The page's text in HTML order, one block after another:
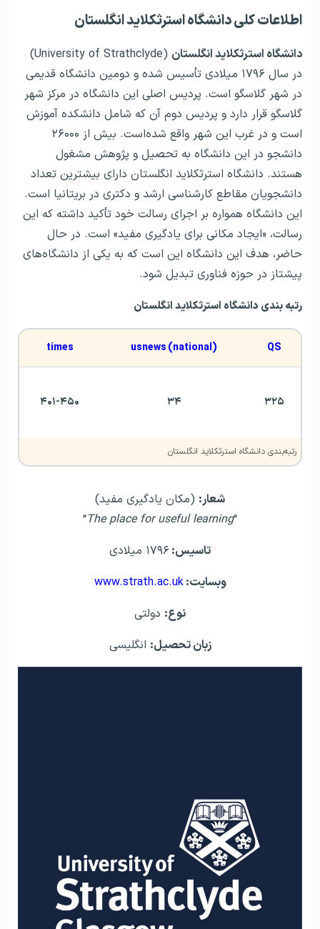
اطلاعات کلی دانشگاه استرثکلاید انگلستان
دانشگاه استرثکلاید انگلستان
(University of Strathclyde)
در سال ۱۷۹۶ میلادی تأسیس شده و دومین دانشگاه قدیمی
در شهر گلاسگو است. پردیس اصلی این دانشگاه در مرکز شهر
گلاسگو قرار دارد و پردیس دوم آن که شامل دانشکده آموزش
است و در غرب این شهر واقع شده‌است. بیش از ۲۶۰۰۰
دانشجو در این دانشگاه به تحصیل و پژوهش مشغول
هستند. دانشگاه استرثکلاید انگلستان دارای بیشترین تعداد
دانشجویان مقاطع کارشناسی ارشد و دکتری در بریتانیا است.
این دانشگاه همواره بر اجرای رسالت خود تأکید داشته که این
رسالت، «ایجاد مکانی برای یادگیری مفید» است. در حال
حاضر، هدف این دانشگاه این است که به یکی از دانشگاه‌های
پیشتاز در حوزه فناوری تبدیل شود.
رتبه بندی دانشگاه استرثکلاید انگلستان
QS
usnews (national)
times
۳۲۵ ۳۴ ۴۰۱-۴۵۰
رتبه‌بندی دانشگاه استرثکلاید انگلستان
شعار: (مکان یادگیری مفید)
“
The place for useful learning
“
تاسيس:۱۷۹۶ ميلادی
وبسايت:www.strath.ac.uk
نوع: دولتی
زبان تحصيل: انگلیسی